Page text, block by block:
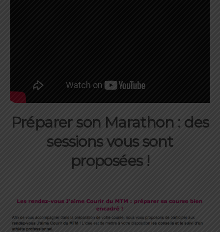
Préparer son Marathon : des
sessions vous sont
proposées !